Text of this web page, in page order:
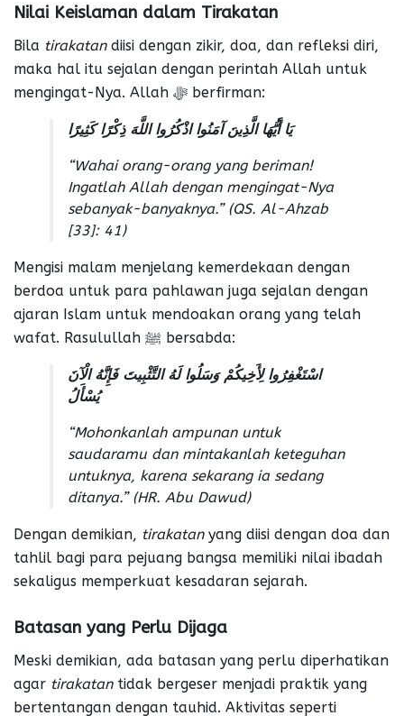
Nilai Keislaman dalam Tirakatan
Bila tirakatandiisi dengan zikir, doa, dan refleksi diri,
maka hal itu sejalan dengan perintah Allah untuk
mengingat-Nya. Allah ﷻ berfirman:
يَا أَيُّهَا الَّذِينَ آمَنُوا اذْكُرُوا اللَّهَ ذِكْرًا كَثِيرًا
“Wahai orang-orang yang beriman!
Ingatlah Allah dengan mengingat-Nya
sebanyak-banyaknya.”(QS. Al-Ahzab
[33]: 41)
Mengisi malam menjelang kemerdekaan dengan
berdoa untuk para pahlawan juga sejalan dengan
ajaran Islam untuk mendoakan orang yang telah
wafat. Rasulullah ﷺ bersabda:
اسْتَغْفِرُوا لِأَخِيكُمْ وَسَلُوا لَهُ التَّثْبِيتَ فَإِنَّهُ الْآنَ
يُسْأَلُ
“Mohonkanlah ampunan untuk
saudaramu dan mintakanlah keteguhan
untuknya, karena sekarang ia sedang
ditanya.”(HR. Abu Dawud)
Dengan demikian, tirakatanyang diisi dengan doa dan
tahlil bagi para pejuang bangsa memiliki nilai ibadah
sekaligus memperkuat kesadaran sejarah.
Batasan yang Perlu Dijaga
Meski demikian, ada batasan yang perlu diperhatikan
agar tirakatantidak bergeser menjadi praktik yang
bertentangan dengan tauhid. Aktivitas seperti